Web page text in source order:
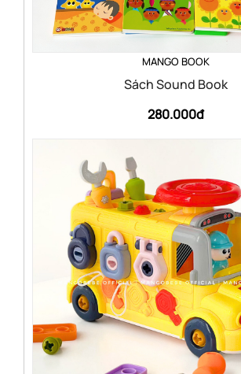
MANGO BOOK
Sách Sound Book
280.000đ